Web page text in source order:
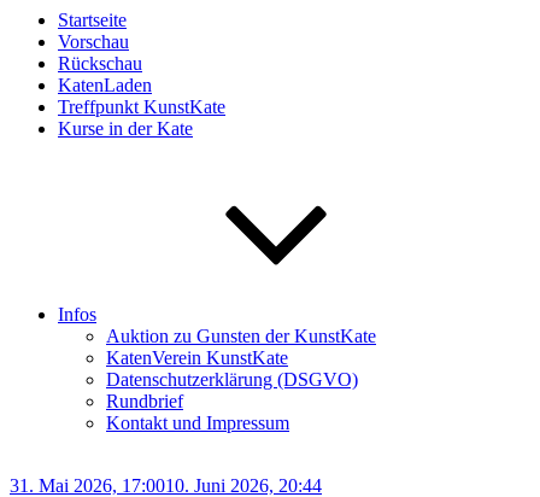
Startseite
Vorschau
Rückschau
KatenLaden
Treffpunkt KunstKate
Kurse in der Kate
Infos
Auktion zu Gunsten der KunstKate
KatenVerein KunstKate
Datenschutzerklärung (DSGVO)
Rundbrief
Kontakt und Impressum
Veröffentlicht
31. Mai 2026, 17:0010. Juni 2026, 20:44